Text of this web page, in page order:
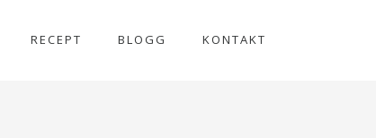
RECEPT BLOGG KONTAKT